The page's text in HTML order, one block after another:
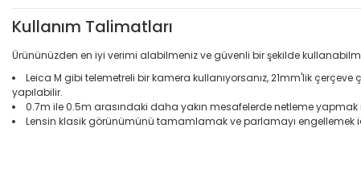
Kullanım Talimatları
Ürününüzden en iyi verimi alabilmeniz ve güvenli bir şekilde
Leica M gibi telemetreli bir kamera kullanıyorsanız, 21mm'lik
yapılabilir.
0.7m ile 0.5m arasındaki daha yakın mesafelerde netleme yapmak
Lensin klasik görünümünü tamamlamak ve parlamayı engellemek